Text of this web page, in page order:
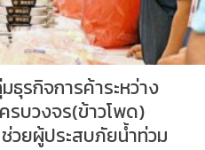
ธุรกิจการค้าระหว่าง
รบวงจร(ข้าวโพด)
วยผู้ประสบภัยน้ำท่วม